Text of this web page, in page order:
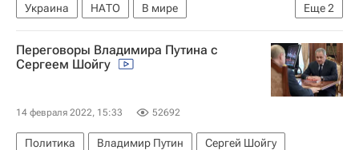
Еще2
Украина НАТО
В мире
Владимир Путин
Сергей Лавров
Переговоры Владимира Путина с
Сергеем Шойгу
14 февраля 2022, 15:33 52692
Политика Владимир Путин Сергей Шойгу